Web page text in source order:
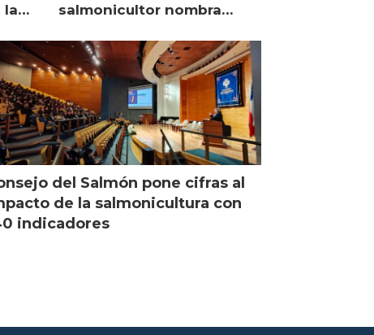
la
salmonicultor nombra
del Salmón pone cifras al
de la salmonicultura con
indicadores